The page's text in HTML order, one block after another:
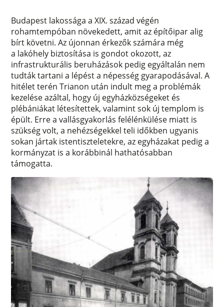
Budapest lakossága a XIX. század végén
rohamtempóban növekedett, amit az építőipar alig
bírt követni. Az újonnan érkezők számára még
a lakóhely biztosítása is gondot okozott, az
infrastrukturális beruházások pedig egyáltalán nem
tudták tartani a lépést a népesség gyarapodásával. A
hitélet terén Trianon után indult meg a problémák
kezelése azáltal, hogy új egyházközségeket és
plébániákat létesítettek, valamint sok új templom is
épült. Erre a vallásgyakorlás felélénkülése miatt is
szükség volt, a nehézségekkel teli időkben ugyanis
sokan jártak istentiszteletekre, az egyházakat pedig a
kormányzat is a korábbinál hathatósabban
támogatta.